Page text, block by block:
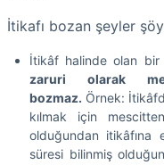
İtikafı bozan şeyler
İtikâf halinde olan
zaruri olarak
bozmaz. Örnek:
kılmak için
olduğundan itikâfına
süresi bilinmiş